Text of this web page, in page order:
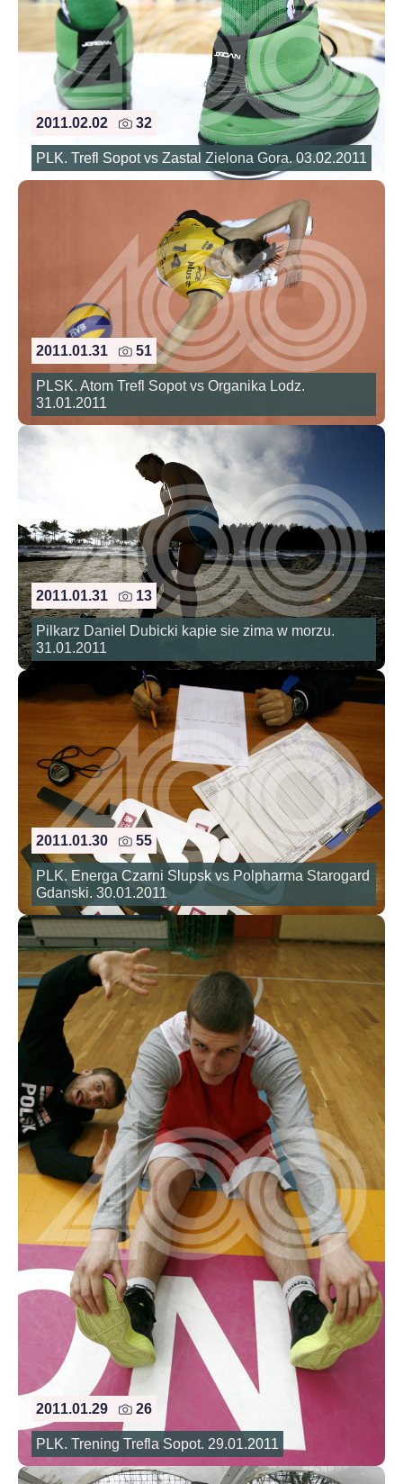
2011.02.02 32
PLK. Trefl Sopot vs Zastal Zielona Gora. 03.02.2011
2011.01.31 51
PLSK. Atom Trefl Sopot vs Organika Lodz.
31.01.2011
2011.01.31 13
Pilkarz Daniel Dubicki kapie sie zima w morzu.
31.01.2011
2011.01.30 55
PLK. Energa Czarni Slupsk vs Polpharma Starogard
Gdanski. 30.01.2011
2011.01.29 26
PLK. Trening Trefla Sopot. 29.01.2011